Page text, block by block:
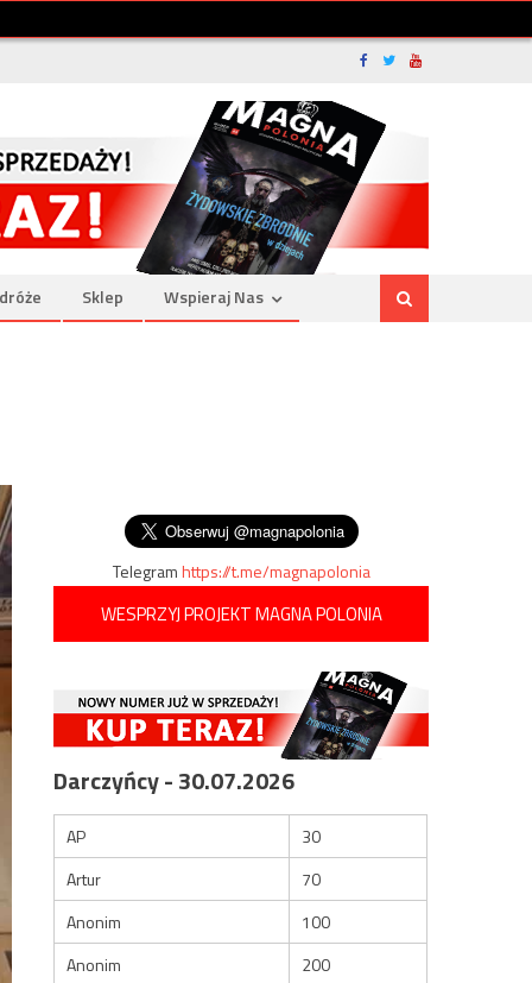
Sklep Wspieraj Nas
Telegramhttps://t.me/magnapolonia
WESPRZYJ PROJEKT MAGNA POLONIA
Darczyńcy - 30.07.2026
AP
30
Artur
70
Anonim
100
Anonim
200